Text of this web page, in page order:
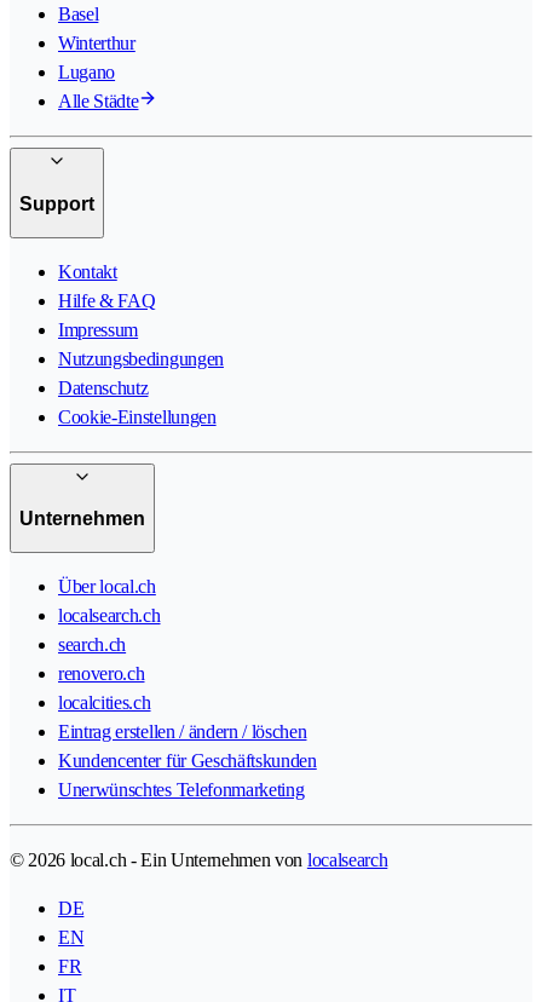
Basel
Winterthur
Lugano
Alle Städte
Support
Kontakt
Hilfe & FAQ
Impressum
Nutzungsbedingungen
Datenschutz
Cookie-Einstellungen
Unternehmen
Über local.ch
localsearch.ch
search.ch
renovero.ch
localcities.ch
Eintrag erstellen / ändern / löschen
Kundencenter für Geschäftskunden
Unerwünschtes Telefonmarketing
© 2026 local.ch - Ein Unternehmen von localsearch
DE
EN
FR
IT